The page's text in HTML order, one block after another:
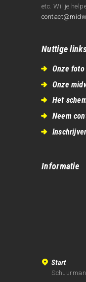
etc. Wil je
Nuttige
Onze
Onze
Het
Neem
Informatie
Start